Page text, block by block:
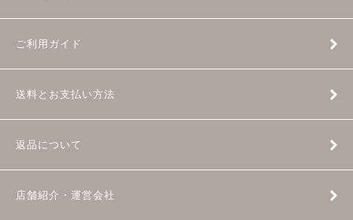
ご利用ガイド
送料とお支払い方法
返品について
店舗紹介・運営会社